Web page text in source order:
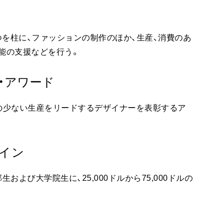
柱に、ファッションの制作のほか、生産、消費のあ
の支援などを行う。
アワード
ない生産をリードするデザイナーを表彰するア
ン
および大学院生に、25,000ドルから75,000ドルの